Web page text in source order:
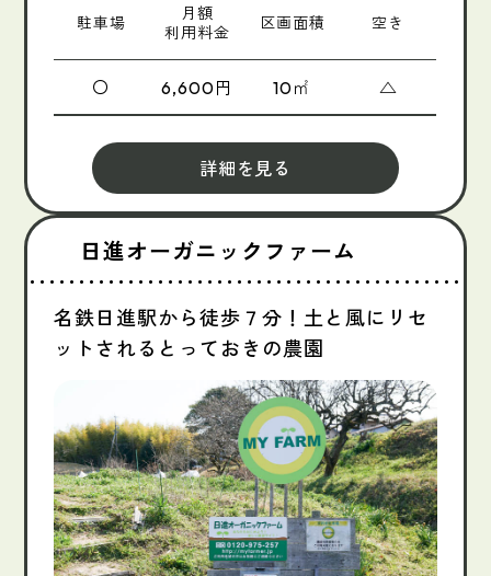
駐車場
月額
利用料金
区画面積 空き
〇 6,600円 10㎡ △
詳細を見る
日進オーガニックファーム
名鉄日進駅から徒歩７分！土と風にリセ
ットされるとっておきの農園